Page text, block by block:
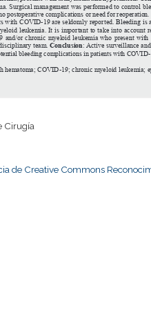
Cirugía
de Creative Commons